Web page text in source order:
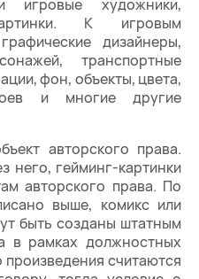
игровые художники,
К игровым
дизайнеры,
транспортные
фон, объекты, цвета,
и многие другие
авторского права.
него, гейминг-картинки
авторского права. По
выше, комикс или
быть созданы штатным
в рамках должностных
считаются